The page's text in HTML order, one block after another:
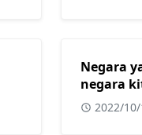
Negara
negara
2022/10/